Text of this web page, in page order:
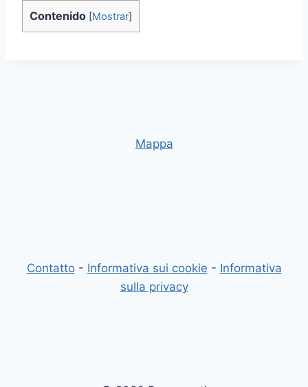
Contenido [Mostrar]
Mappa
Contatto- Informativa sui cookie - Informativa
sulla privacy